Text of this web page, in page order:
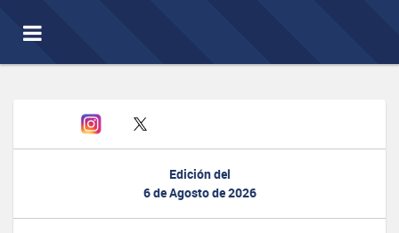
Toggle
navigation
Edición del
6 de Agosto de 2026